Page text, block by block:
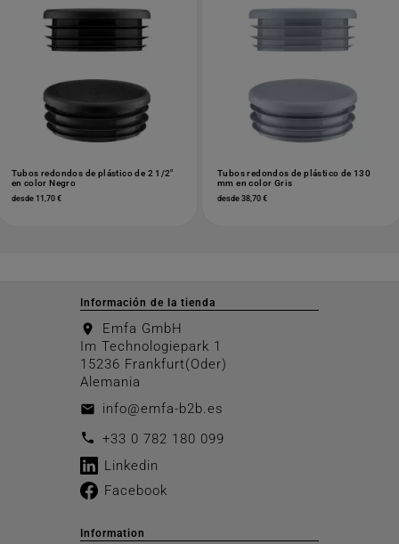
Tubos redondos de plástico de 2 1/2"
en color Negro
desde 11,70 €
Tubos redondos de plástico de 130
mm en color Gris
desde 38,70 €
Información de la tienda
location_on
Emfa GmbH
Im Technologiepark 1
15236 Frankfurt(Oder)
Alemania
email info@emfa-b2b.es
call +33 0 782 180 099
Linkedin
Facebook
Information